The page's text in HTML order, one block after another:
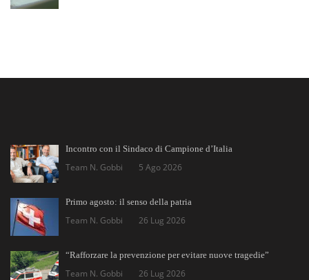
Incontro con il Sindaco di Campione d’Italia
Team N. Gobbi 5 Ago 2026
Primo agosto: il senso della patria
Team N. Gobbi 26 Lug 2026
“Rafforzare la prevenzione per evitare nuove tragedie”
Team N. Gobbi 26 Lug 2026